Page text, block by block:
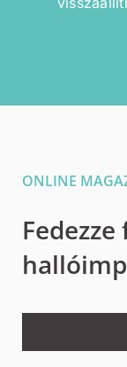
ONLINE
Fedezze